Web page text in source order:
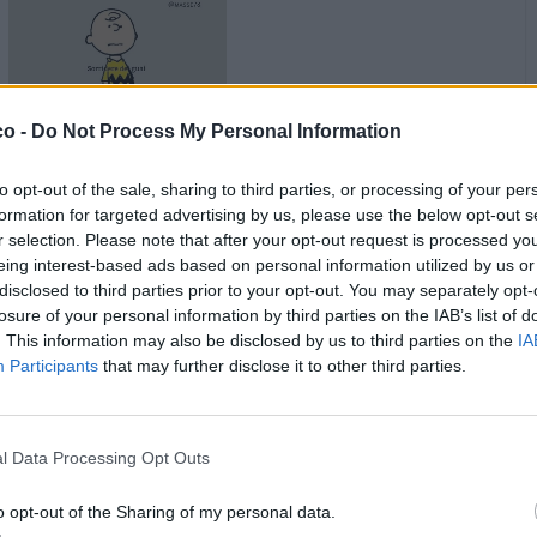
- Do Not Process My Personal Information
opt-out of the sale, sharing to third parties, or processing of your
for targeted advertising by us, please use the below opt-out
selection. Please note that after your opt-out request is processed
interest-based ads based on personal information utilized by us
to third parties prior to your opt-out. You may separately
of your personal information by third parties on the IAB’s list of
This information may also be disclosed by us to third parties on the
Participants that may further disclose it to other third parties.
Data Processing Opt Outs
opt-out of the Sharing of my personal data.
·Ti stimo ·Rispondi
isabel: zioMax buongiorno ziomax 😍😘
2
29 Luglio alle ore 07:19 ·Ti stimo ·Rispondi
zioMax :isabel Ehilà ragazzina arcobaleno colorata
giornata,o serena almeno...
Ah,un abbraccio virtuale ma affettuoso affettuoso...
1